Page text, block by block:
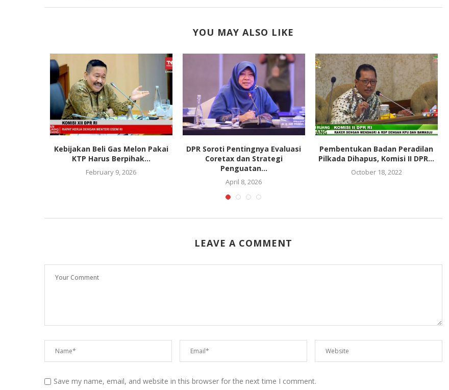
YOU MAY ALSO LIKE
Kebijakan Beli Gas Melon Pakai
KTP Harus Berpihak...
February 9, 2026
DPR Soroti Pentingnya Evaluasi
Coretax dan Strategi
Penguatan...
April 8, 2026
Pembentukan Badan Peradilan
Pilkada Dihapus, Komisi II DPR...
October 18, 2022
LEAVE A COMMENT
Save my name, email, and website in this browser for the next time I comment.